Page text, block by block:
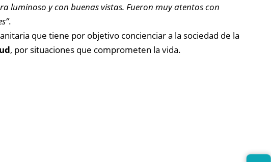
luminoso y con buenas vistas. Fueron muy atentos con
.
que tiene por objetivo concienciar a la sociedad de la
, por situaciones que comprometen la vida.